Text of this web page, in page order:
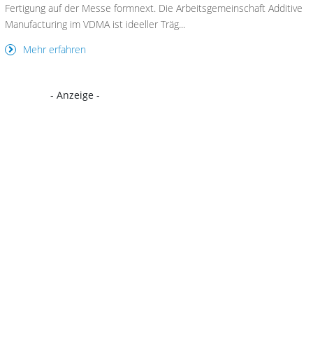
Fertigung auf der Messe formnext. Die Arbeitsgemeinschaft Additive
Manufacturing im VDMA ist ideeller Träg...
Mehr erfahren
- Anzeige -